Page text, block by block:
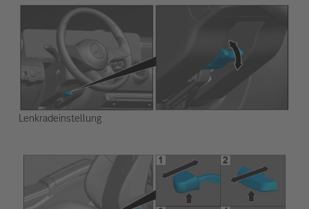
Lenkradeinstellung